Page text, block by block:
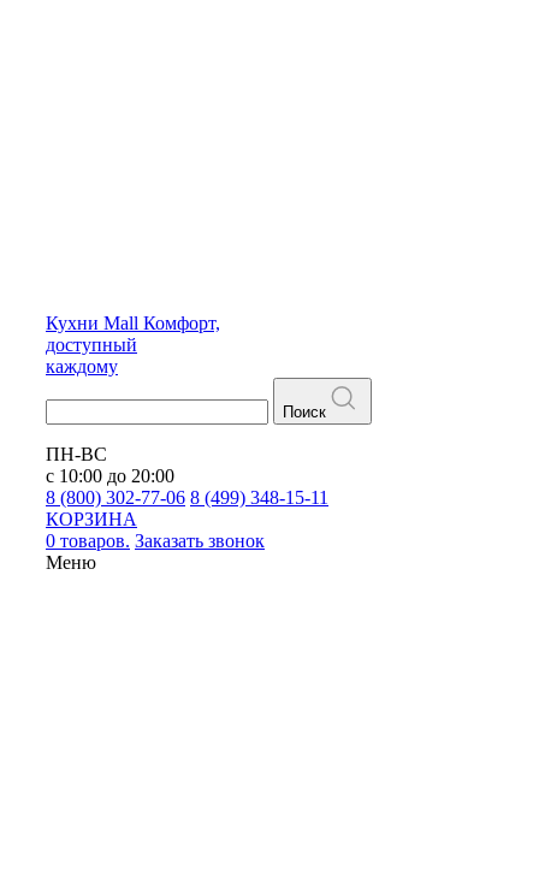
Кухни Mall Комфорт,
доступный
каждому
Поиск
ПН-ВС
с 10:00 до 20:00
8 (800) 302-77-06 8 (499) 348-15-11
КОРЗИНА
0 товаров. Заказать звонок
Меню